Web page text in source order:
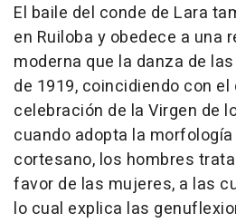
El baile del conde de Lara
en Ruiloba y obedece a una
moderna que la danza de
de 1919, coincidiendo con
celebración de la Virgen de
cuando adopta la
cortesano, los hombres
favor de las mujeres, a las
lo cual explica las